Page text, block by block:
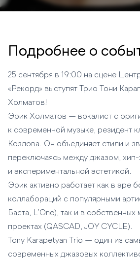
Подробнее о
25 сентября в 19:00 на сцене
«Рекорд» выступят Трио Тони
Холматов!
Эрик Холматов — вокалист с
к современной музыке, резидент
Козлова. Он объединяет стили и
переключаясь между джазом,
и экспериментальной эстетикой.
Эрик активно работает как в эре
коллабораций с популярными
Баста, L’One), так и в собственных
проектах (QASCAD, JOY CYCLE).
Tony Karapetyan Trio — один из
современных джазовых